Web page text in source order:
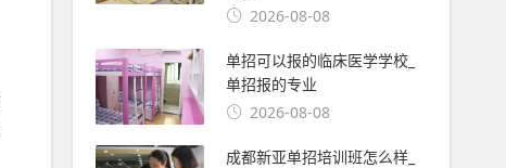
2026-08-08
单招可以报的临床医学学校_
单招报的专业
2026-08-08
成都新亚单招培训班怎么样_